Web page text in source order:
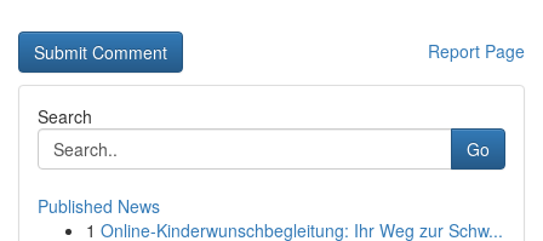
Report Page
Search
Go
Published News
1 Online-Kinderwunschbegleitung: Ihr Weg zur Schw...